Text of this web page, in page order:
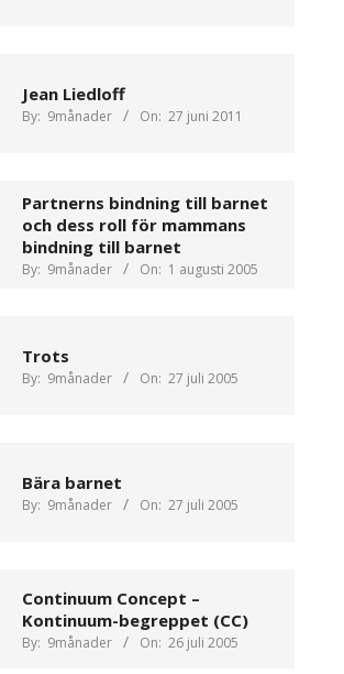
Jean Liedloff
By: 9månader On: 27 juni 2011
Partnerns bindning till barnet
och dess roll för mammans
bindning till barnet
By: 9månader On: 1 augusti 2005
Trots
By: 9månader On: 27 juli 2005
Bära barnet
By: 9månader On: 27 juli 2005
Continuum Concept –
Kontinuum-begreppet (CC)
By: 9månader On: 26 juli 2005